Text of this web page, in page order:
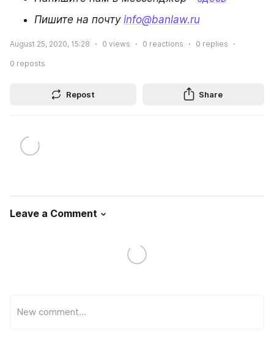
Пишите на почту info@banlaw.ru
August 25, 2020, 15:28 0 views 0 reactions 0 replies
0 reposts
Repost Share
Leave a Comment